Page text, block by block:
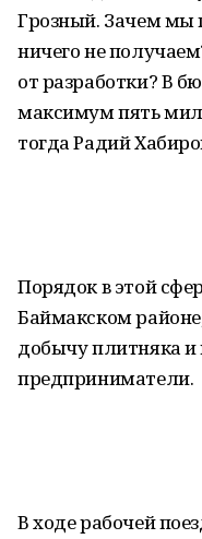
Грозный. Зачем мы
ничего не
от разработки? В
максимум пять
тогда Радий
Порядок в этой
Баймакском
добычу плитняка
предприниматели.
В ходе рабочей